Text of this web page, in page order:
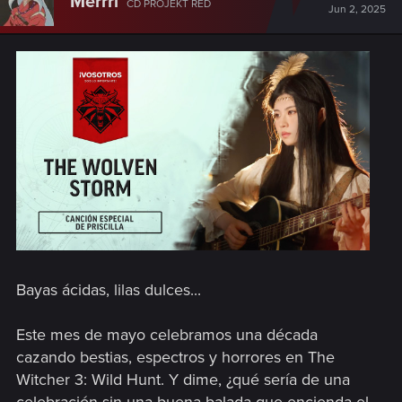
CD PROJEKT RED
Jun 2, 2025
Bayas ácidas, lilas dulces...
Este mes de mayo celebramos una década
cazando bestias, espectros y horrores en The
Witcher 3: Wild Hunt. Y dime, ¿qué sería de una